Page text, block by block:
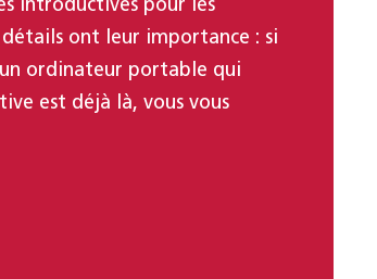
ont leur importance : si
ordinateur portable qui
est déjà là, vous vous